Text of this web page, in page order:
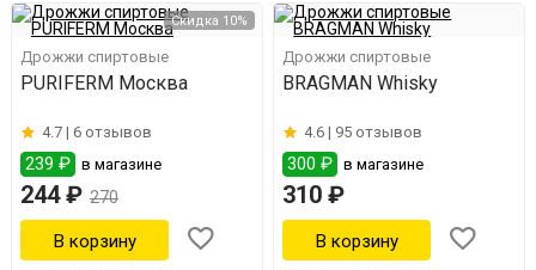
Скидка 10%
Дрожжи спиртовые
PURIFERM Москва
4.7 | 6 отзывов
239 ₽ в магазине
244 ₽ 270
Дрожжи спиртовые
BRAGMAN Whisky
4.6 | 95 отзывов
300 ₽ в магазине
310 ₽